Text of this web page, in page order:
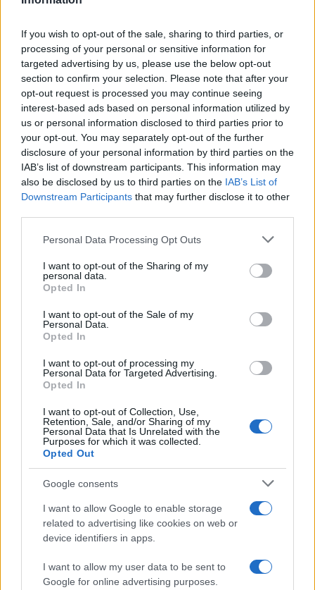
If you wish to opt-out of the sale, sharing to third parties, or
processing of your personal or sensitive information for
targeted advertising by us, please use the below opt-out
section to confirm your selection. Please note that after your
opt-out request is processed you may continue seeing
interest-based ads based on personal information utilized by
us or personal information disclosed to third parties prior to
your opt-out. You may separately opt-out of the further
disclosure of your personal information by third parties on the
IAB’s list of downstream participants. This information may
also be disclosed by us to third parties on the IAB’s List of
Downstream Participants that may further disclose it to other
Please note that this website/app uses one or more Google
not limited to your visit or usage behaviour. You may click to
grant or deny consent to Google and its third-party tags to
use your data for below specified purposes in below Google
consent section.
Personal Data Processing Opt Outs
I want to opt-out of the Sharing of my
personal data.
Opted In
I want to opt-out of the Sale of my
Personal Data.
Opted In
I want to opt-out of processing my
Personal Data for Targeted Advertising.
Opted In
I want to opt-out of Collection, Use,
Retention, Sale, and/or Sharing of my
Personal Data that Is Unrelated with the
Purposes for which it was collected.
Opted Out
Google consents
I want to allow Google to enable storage
related to advertising like cookies on web or
device identifiers in apps.
I want to allow my user data to be sent to
Google for online advertising purposes.
NOTIZIE
Scoperte carcasse di moto e motori in container
destinati al Senegal
Ilaria Mauri · 4 Ago 2026
NOTIZIE
Nuova Zelanda: ondata di freddo eccezionale porta
neve a bassa quota
Francesca Lombardi · 4 Ago 2026
NOTIZIE